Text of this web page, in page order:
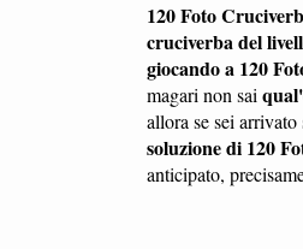
120 Foto
cruciverba del
giocando a 120
magari non sai
allora se sei arrivato
soluzione di 120
anticipato,